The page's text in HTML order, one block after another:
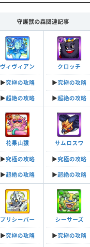
守護獣の森関連記事
ヴィヴィアン
▶︎究極の攻略
▶︎超絶の攻略
クロッチ
▶︎究極の攻略
▶︎超絶の攻略
花果山猿
▶︎究極の攻略
▶︎超絶の攻略
サムロスワ
▶︎究極の攻略
▶︎超絶の攻略
プリシーパー
▶︎究極の攻略
シーサーズ
▶︎究極の攻略